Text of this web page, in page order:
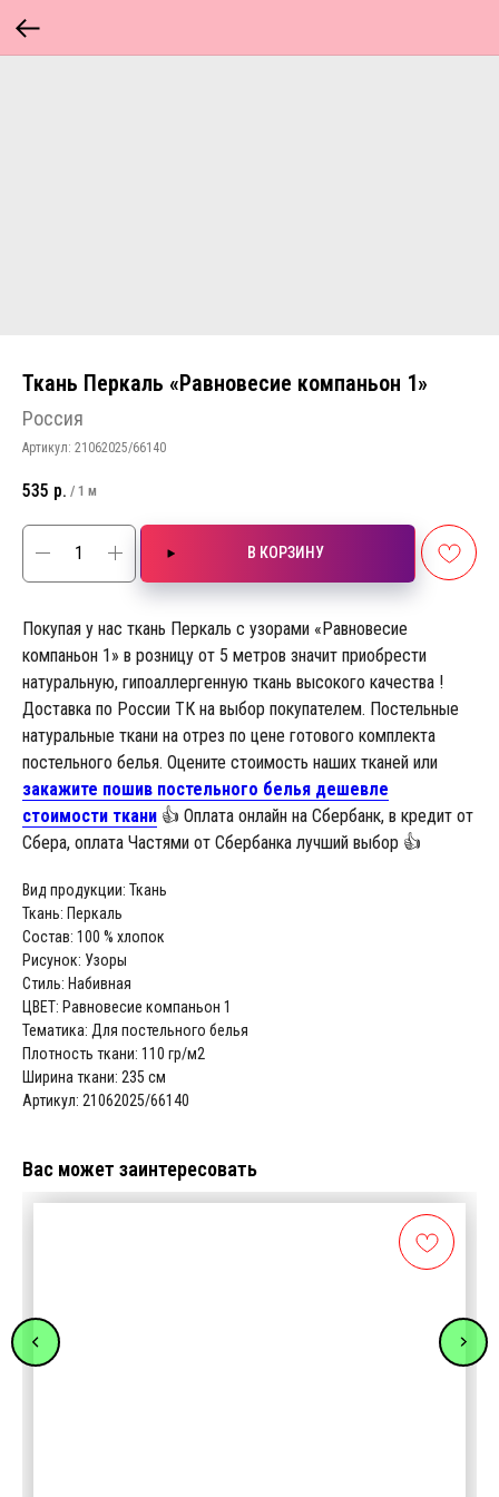
Ткань Перкаль «Равновесие компаньон 1»
Россия
Артикул: 21062025/66140
535 р. / 1 м
В КОРЗИНУ
Покупая у нас ткань Перкаль с узорами «Равновесие
компаньон 1» в розницу от 5 метров значит приобрести
натуральную, гипоаллергенную ткань высокого качества !
Доставка по России ТК на выбор покупателем. Постельные
натуральные ткани на отрез по цене готового комплекта
постельного белья. Оцените стоимость наших тканей или
закажите пошив постельного белья дешевле
стоимости ткани 👍 Оплата онлайн на Сбербанк, в кредит от
Сбера, оплата Частями от Сбербанка лучший выбор 👍
Вид продукции: Ткань
Ткань: Перкаль
Состав: 100 % хлопок
Рисунок: Узоры
Стиль: Набивная
ЦВЕТ: Равновесие компаньон 1
Тематика: Для постельного белья
Плотность ткани: 110 гр/м2
Ширина ткани: 235 см
Артикул: 21062025/66140
Вас может заинтересовать